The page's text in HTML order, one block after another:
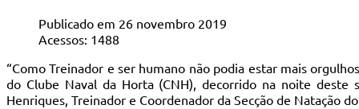
Publicado em 26 novembro 2019
Acessos: 1488
“Como Treinador e ser humano não podia estar mais
do Clube Naval da Horta (CNH), decorrido na noite deste
Henriques, Treinador e Coordenador da Secção de Natação